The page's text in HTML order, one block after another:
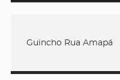
Guincho Rua Amapá